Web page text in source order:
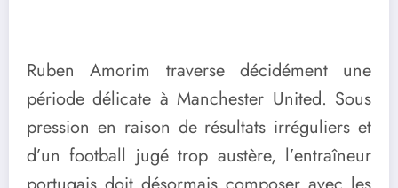
Ruben Amorim traverse décidément une
période délicate à Manchester United. Sous
pression en raison de résultats irréguliers et
d’un football jugé trop austère, l’entraîneur